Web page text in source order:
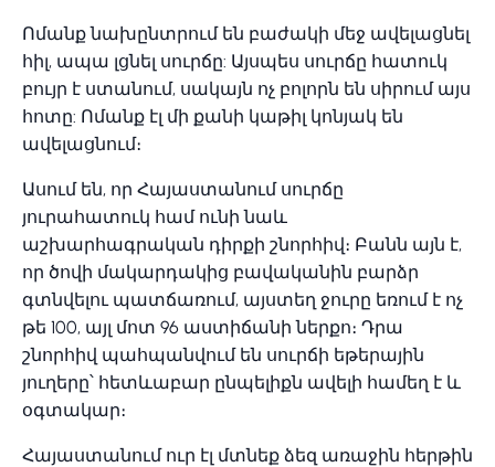
Ոմանք նախընտրում են բաժակի մեջ ավելացնել
հիլ, ապա լցնել սուրճը: Այսպես սուրճը հատուկ
բույր է ստանում, սակայն ոչ բոլորն են սիրում այս
հոտը: Ոմանք էլ մի քանի կաթիլ կոնյակ են
ավելացնում։
Ասում են, որ Հայաստանում սուրճը
յուրահատուկ համ ունի նաև
աշխարհագրական դիրքի շնորհիվ։ Բանն այն է,
որ ծովի մակարդակից բավականին բարձր
գտնվելու պատճառում, այստեղ ջուրը եռում է ոչ
թե 100, այլ մոտ 96 աստիճանի ներքո։ Դրա
շնորհիվ պահպանվում են սուրճի եթերային
յուղերը՝ հետևաբար ընպելիքն ավելի համեղ է և
օգտակար։
Հայաստանում ուր էլ մտնեք ձեզ առաջին հերթին